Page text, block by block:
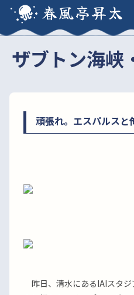
春風亭昇太
ザブトン海峡
頑張れ。エスパルスと
昨日、清水にあるIAIスタ